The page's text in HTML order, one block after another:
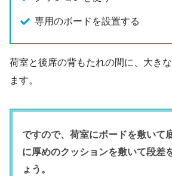
専用のボードを設置する
荷室と後席の背もたれの間に、大き
ます。
ですので、荷室にボードを敷いて
に厚めのクッションを敷いて段差
ょう。